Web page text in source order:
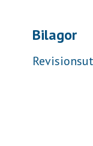
Bilagor